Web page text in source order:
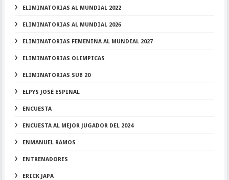
ELIMINATORIAS AL MUNDIAL 2022
ELIMINATORIAS AL MUNDIAL 2026
ELIMINATORIAS FEMENINA AL MUNDIAL 2027
ELIMINATORIAS OLIMPICAS
ELIMINATORIAS SUB 20
ELPYS JOSÉ ESPINAL
ENCUESTA
ENCUESTA AL MEJOR JUGADOR DEL 2024
ENMANUEL RAMOS
ENTRENADORES
ERICK JAPA